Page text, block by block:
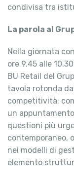
condivisa tra
La parola al
Nella giornata
ore 9.45 alle 10.30
BU Retail del
tavola rotonda
competitività:
un
questioni più
contemporaneo,
nei modelli di
elemento